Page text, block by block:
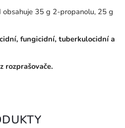
35 g 2-propanolu, 25 g
fungicidní, tuberkulocidní a
rozprašovače.